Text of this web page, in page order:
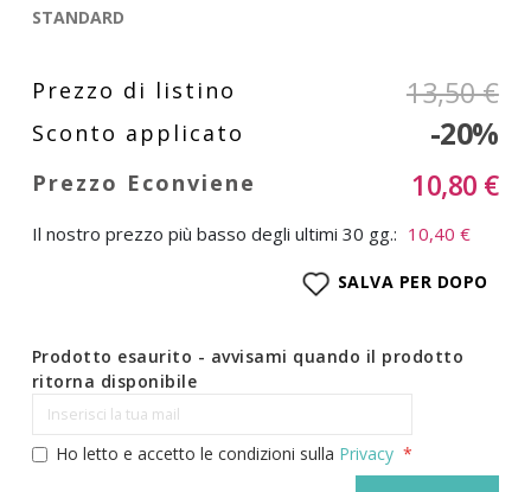
STANDARD
13,50 €
-20%
10,80 €
Il nostro prezzo più basso degli ultimi 30 gg.: 10,40 €
SALVA PER DOPO
Prodotto esaurito - avvisami quando il prodotto
ritorna disponibile
Ho letto e accetto le condizioni sulla Privacy